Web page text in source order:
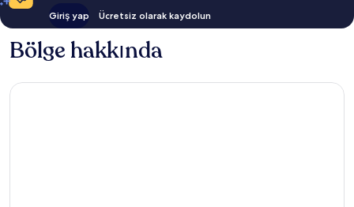
Giriş yap Ücretsiz olarak kaydolun
Bölge hakkında